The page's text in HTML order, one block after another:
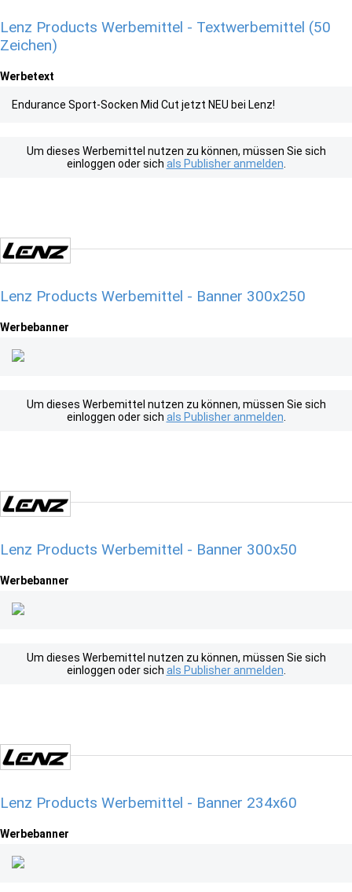
Lenz Products Werbemittel - Textwerbemittel (50
Zeichen)
Werbetext
Endurance Sport-Socken Mid Cut jetzt NEU bei Lenz!
Um dieses Werbemittel nutzen zu können, müssen Sie sich
einloggen oder sich als Publisher anmelden
Lenz Products Werbemittel - Banner 300x250
Werbebanner
Um dieses Werbemittel nutzen zu können, müssen Sie sich
einloggen oder sich als Publisher anmelden
Lenz Products Werbemittel - Banner 300x50
Werbebanner
Um dieses Werbemittel nutzen zu können, müssen Sie sich
einloggen oder sich als Publisher anmelden
Lenz Products Werbemittel - Banner 234x60
Werbebanner